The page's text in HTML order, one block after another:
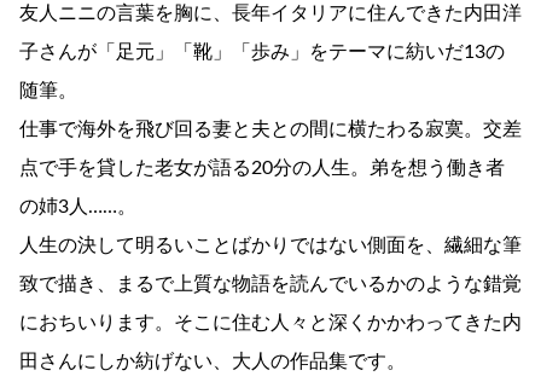
友人ニニの言葉を胸に、長年イタリアに住んできた内田洋
子さんが「足元」「靴」「歩み」をテーマに紡いだ13の
随筆。
仕事で海外を飛び回る妻と夫との間に横たわる寂寞。交差
点で手を貸した老女が語る20分の人生。弟を想う働き者
の姉3人……。
人生の決して明るいことばかりではない側面を、繊細な筆
致で描き、まるで上質な物語を読んでいるかのような錯覚
におちいります。そこに住む人々と深くかかわってきた内
田さんにしか紡げない、大人の作品集です。